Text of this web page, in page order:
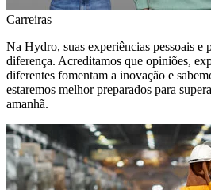
Carreiras
Na Hydro, suas experiências pessoais e
diferença. Acreditamos que opiniões,
diferentes fomentam a inovação e
estaremos melhor preparados para
amanhã.